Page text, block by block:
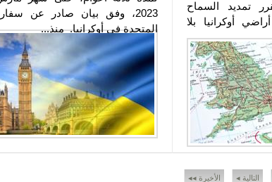
تمديد السماح
أوكرانيا بلا
2023، وفق بيان صادر عن
المتحدة في أوكرانيا. منذ...
التالية ◂ الأخيرة ◂◂